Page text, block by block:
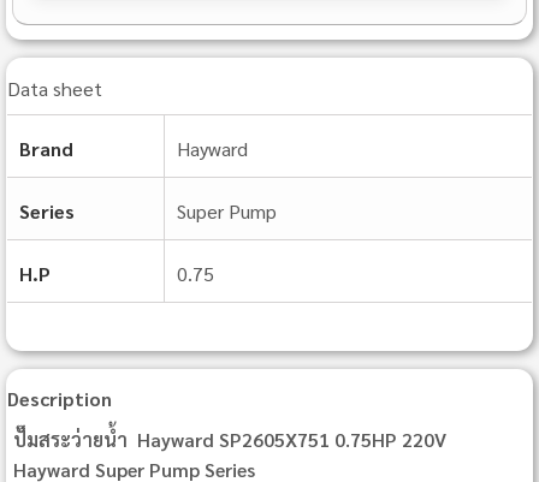
Data sheet
Brand Hayward
Series Super Pump
H.P 0.75
Description
ปั๊มสระว่ายน้ำ Hayward SP2605X751 0.75HP 220V
Hayward Super Pump Series